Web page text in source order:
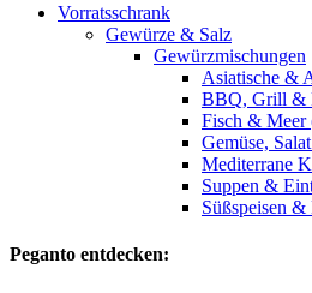
Vorratsschrank
Gewürze & Salz
Gewürzmischungen
Asiatische &
BBQ, Grill &
Fisch & Meer
Gemüse,
Mediterrane
Suppen &
Süßspeisen &
Peganto entdecken: